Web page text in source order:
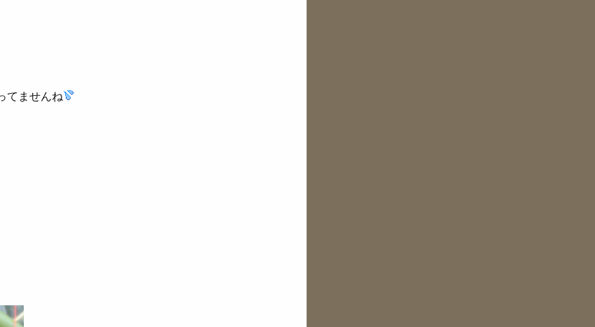
てませんね